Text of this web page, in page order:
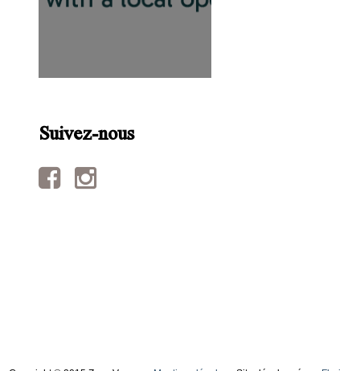
Suivez-nous